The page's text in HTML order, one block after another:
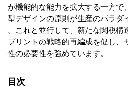
が機能的な能力を拡大する一方で
型デザインの原則が生産のパラダ
。これと並行して、新たな関税構
プリントの戦略的再編成を促し、
性の必要性を強めています。
目次